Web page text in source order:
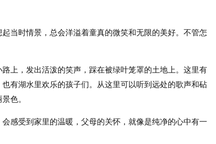
当时情景，总会洋溢着童真的微笑和无限的美好。不管怎
上，发出活泼的笑声，踩在被绿叶笼罩的土地上。这里有
有湖水里欢乐的孩子们。从这里可以听到远处的歌声和砧
色。
感受到家里的温暖，父母的关怀，就像是纯净的心中有一